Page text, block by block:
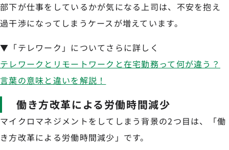
部下が仕事をしているかが気になる上司は、不安を抱え
過干渉になってしまうケースが増えています。
▼「テレワーク」についてさらに詳しく
テレワークとリモートワークと在宅勤務って何が違う？
言葉の意味と違いを解説！
働き方改革による労働時間減少
マイクロマネジメントをしてしまう背景の2つ目は、「働
き方改革による労働時間減少」です。